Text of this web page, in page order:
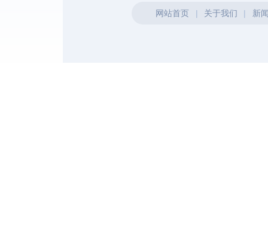
网站首页 | 关于我们 | 新